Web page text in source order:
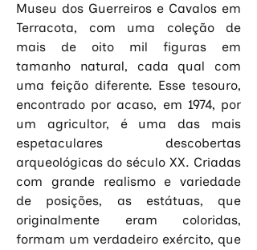
Museu dos Guerreiros e Cavalos em
Terracota, com uma coleção de
mais de oito mil figuras em
tamanho natural, cada qual com
uma feição diferente. Esse tesouro,
encontrado por acaso, em 1974, por
um agricultor, é uma das mais
espetaculares descobertas
arqueológicas do século XX. Criadas
com grande realismo e variedade
de posições, as estátuas, que
originalmente eram coloridas,
formam um verdadeiro exército, que